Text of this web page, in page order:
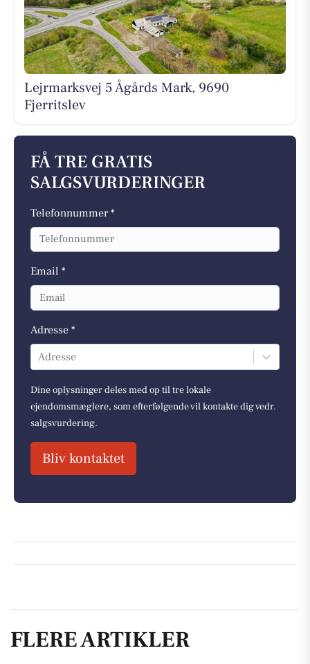
Lejrmarksvej 5 Ågårds Mark, 9690
Fjerritslev
FÅ TRE GRATIS
SALGSVURDERINGER
Telefonnummer *
Email *
Adresse *
Adresse
Dine oplysninger deles med op til tre lokale
ejendomsmæglere, som efterfølgende vil kontakte dig vedr.
salgsvurdering.
Bliv kontaktet
FLERE ARTIKLER